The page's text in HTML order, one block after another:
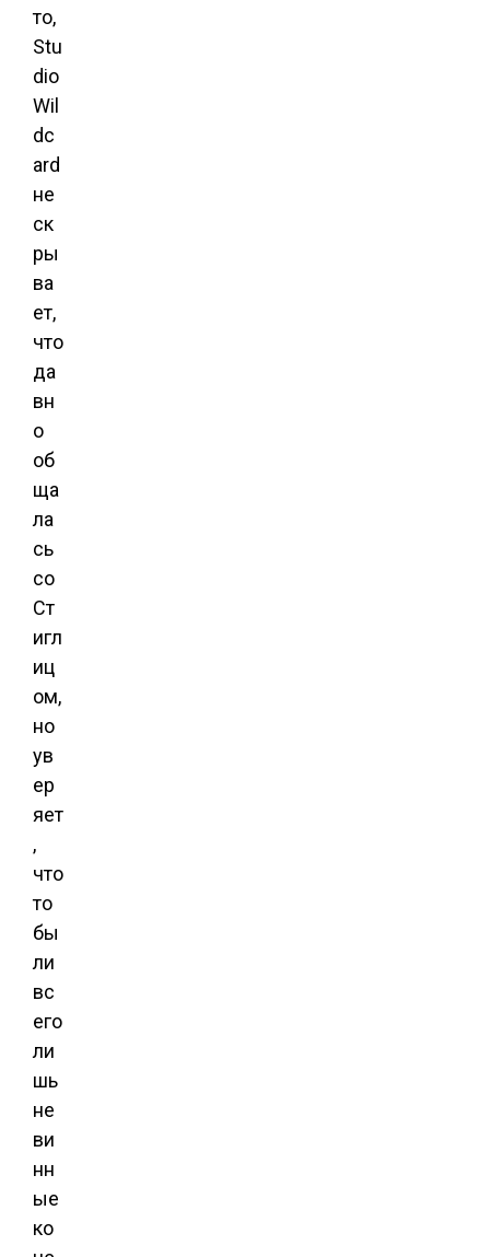
то,
Stu
dio
Wil
dc
ard
не
ск
ры
ва
ет,
что
да
вн
о
об
ща
ла
сь
со
Ст
игл
иц
ом,
но
ув
ер
яет
,
что
то
бы
ли
вс
его
ли
шь
не
ви
нн
ые
ко